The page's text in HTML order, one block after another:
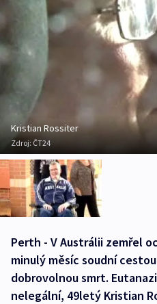
Kristian Rossiter
Zdroj: ČT24
Perth - V Austrálii zemřel
minulý měsíc soudní
dobrovolnou smrt.
nelegální, 49letý Kristian